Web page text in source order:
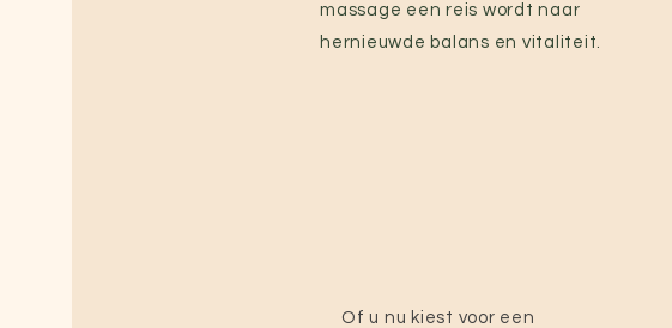
massage een reis wordt naar
hernieuwde balans en vitaliteit.
Of u nu kiest voor een